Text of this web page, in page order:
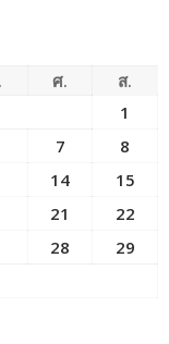
ศ.
ส.
1
7
8
14
15
21
22
28
29